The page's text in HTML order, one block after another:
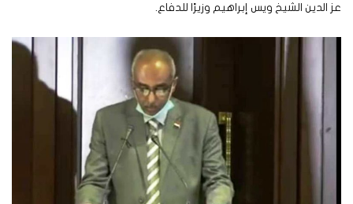
عز الدين الشيخ ويس إبراهيم وزيرًا للدفاع.